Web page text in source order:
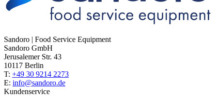
Sandoro | Food Service Equipment
Sandoro GmbH
Jerusalemer Str. 43
10117 Berlin
T: +49 30 9214 2273
E: info@sandoro.de
Kundenservice